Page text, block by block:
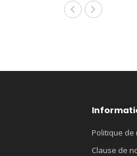
Politique de
Clause de